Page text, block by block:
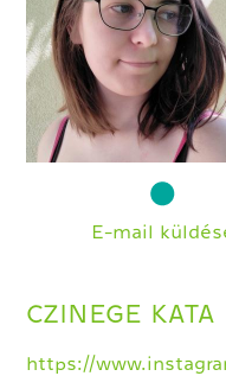
E-mail
CZINEGE KATA
https://